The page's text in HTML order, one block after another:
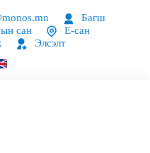
Багш
сан
Е-сан
Элсэлт